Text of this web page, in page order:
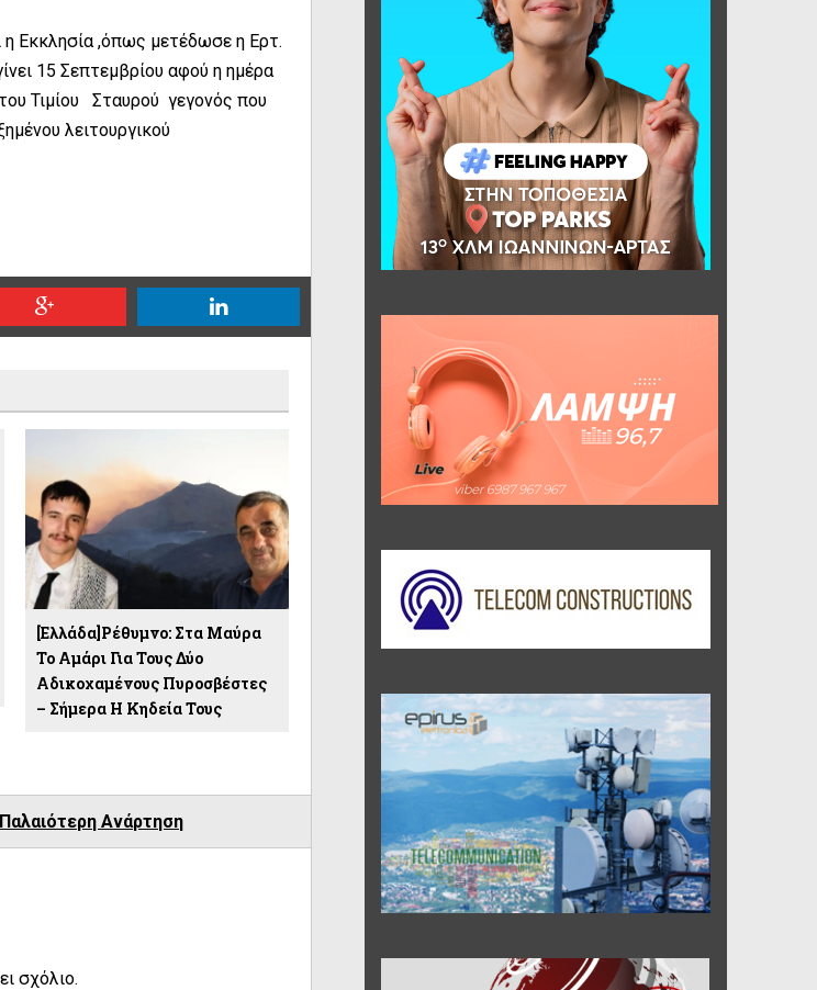
η Εκκλησία ,όπως μετέδωσε η Ερτ.
15 Σεπτεμβρίου αφού η ημέρα
Τιμίου Σταυρού γεγονός που
λειτουργικού
[Ελλάδα]Ρέθυμνο: Στα Μαύρα
Το Αμάρι Για Τους Δύο
Αδικοχαμένους Πυροσβέστες
– Σήμερα Η Κηδεία Τους
Παλαιότερη Ανάρτηση
σχόλιο.